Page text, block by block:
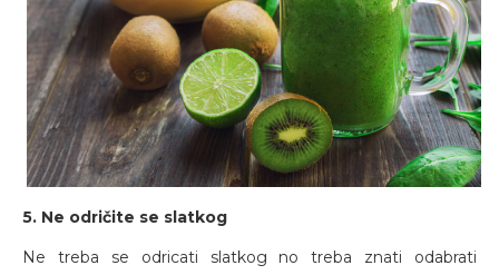
5. Ne odričite se slatkog
Ne treba se odricati slatkog no treba znati odabrati